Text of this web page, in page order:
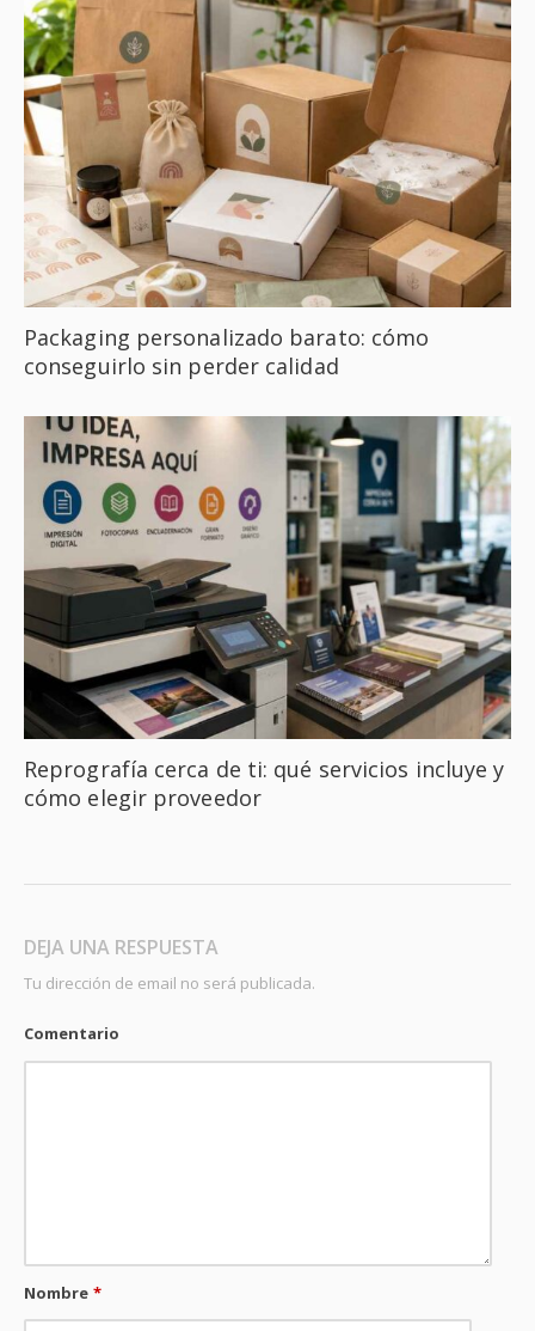
Packaging personalizado barato: cómo
conseguirlo sin perder calidad
Reprografía cerca de ti: qué servicios incluye y
cómo elegir proveedor
DEJA UNA RESPUESTA
Tu dirección de email no será publicada.
Comentario
Nombre *